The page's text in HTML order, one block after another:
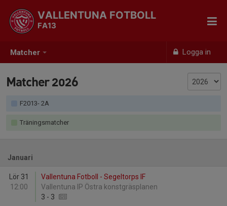
Matcher Logga in
VALLENTUNA FOTBOLL
FA13
Matcher 2026
F2013- 2A
Träningsmatcher
Januari
Lör 31
12:00
Vallentuna Fotboll - Segeltorps IF
Vallentuna IP Östra konstgräsplanen
3 - 3